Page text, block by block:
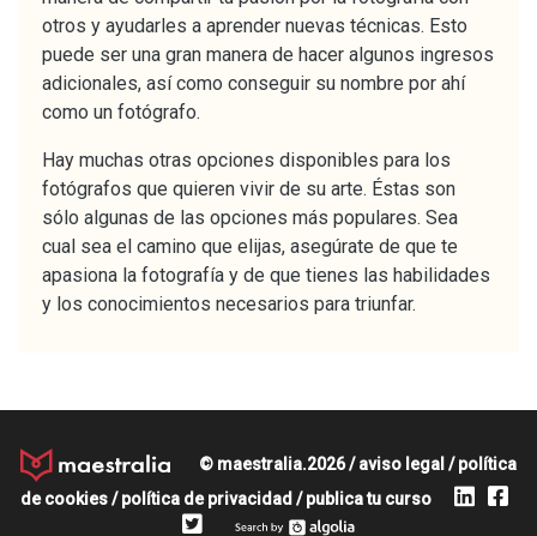
otros y ayudarles a aprender nuevas técnicas. Esto
puede ser una gran manera de hacer algunos ingresos
adicionales, así como conseguir su nombre por ahí
como un fotógrafo.
Hay muchas otras opciones disponibles para los
fotógrafos que quieren vivir de su arte. Éstas son
sólo algunas de las opciones más populares. Sea
cual sea el camino que elijas, asegúrate de que te
apasiona la fotografía y de que tienes las habilidades
y los conocimientos necesarios para triunfar.
© maestralia.2026 /aviso legal /política
de cookies/política de privacidad /publica tu curso